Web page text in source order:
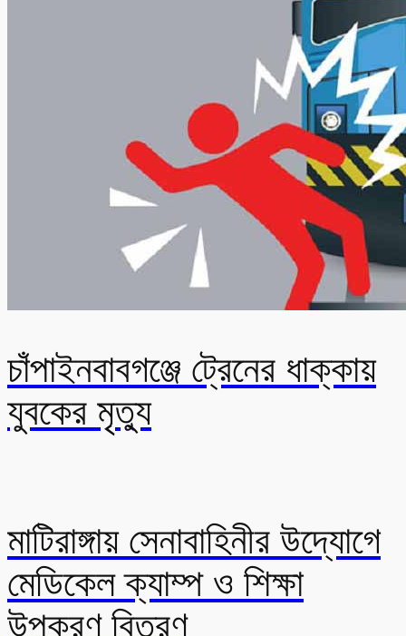
চাঁপাইনবাবগঞ্জে ট্রেনের ধাক্কায়
যুবকের মৃত্যু
মাটিরাঙ্গায় সেনাবাহিনীর উদ্যোগে
মেডিকেল ক্যাম্প ও শিক্ষা
উপকরণ বিতরণ